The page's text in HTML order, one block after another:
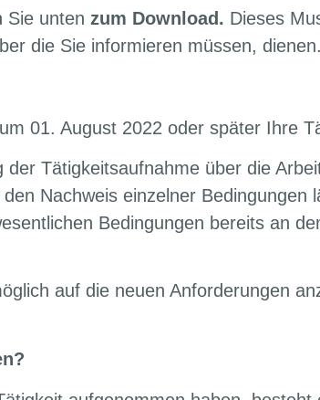
Sie unten zum Download. Dieses
die Sie informieren müssen, dienen.
01. August 2022 oder später Ihre
Tätigkeitsaufnahme über die
Nachweis einzelner Bedingungen
Bedingungen bereits an
auf die neuen Anforderungen